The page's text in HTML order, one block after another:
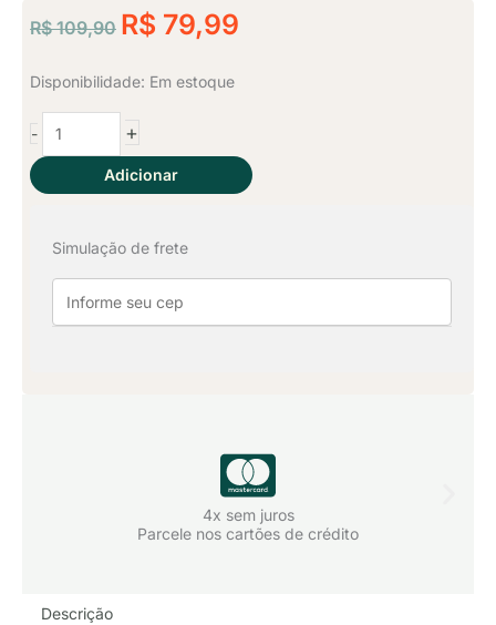
de
5
R$109,90
O
preço
original
R$ 109,90.
R$ 79,99
Disponibilidade: Em estoque
-
Jogo
de
Lençol
3
Sulmona
quantidade
+
Adicionar
Simulação de frete
4x sem juros
Parcele nos cartões de crédito
Descrição